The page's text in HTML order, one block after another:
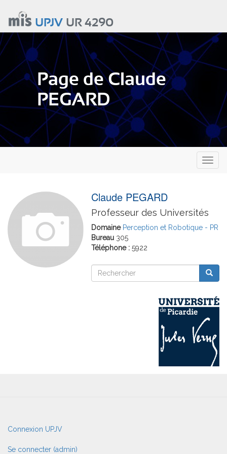
contenu
principal
UPJVUR 4290
Page de Claude
PEGARD
Claude PEGARD
Professeur des Universités
Domaine Perception et Robotique - PR
Bureau 305
Téléphone : 5922
Rechercher
User
account
menu
Connexion UPJV
Se connecter (admin)